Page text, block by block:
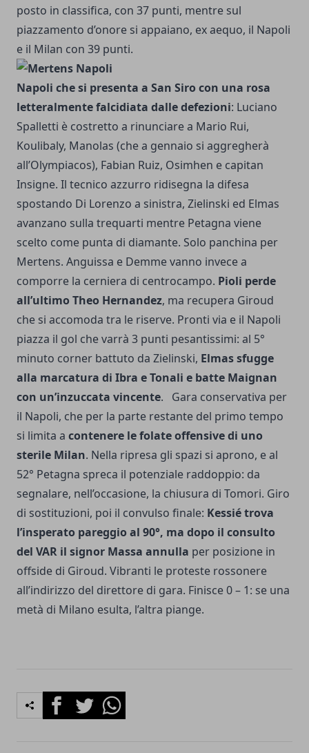
posto in classifica, con 37 punti, mentre sul
piazzamento d’onore si appaiano, ex aequo, il Napoli
e il Milan con 39 punti.
Napoli che si presenta a San Siro con una rosa
letteralmente falcidiata dalle defezioni: Luciano
Spalletti è costretto a rinunciare a Mario Rui,
Koulibaly, Manolas (che a gennaio si aggregherà
all’Olympiacos), Fabian Ruiz, Osimhen e capitan
Insigne. Il tecnico azzurro ridisegna la difesa
spostando Di Lorenzo a sinistra, Zielinski ed Elmas
avanzano sulla trequarti mentre Petagna viene
scelto come punta di diamante. Solo panchina per
Mertens. Anguissa e Demme vanno invece a
comporre la cerniera di centrocampo. Pioli perde
all’ultimo Theo Hernandez, ma recupera Giroud
che si accomoda tra le riserve. Pronti via e il Napoli
piazza il gol che varrà 3 punti pesantissimi: al 5°
minuto corner battuto da Zielinski, Elmas sfugge
alla marcatura di Ibra e Tonali e batte Maignan
con un’inzuccata vincente. Gara conservativa per
il Napoli, che per la parte restante del primo tempo
si limita a contenere le folate offensive di uno
sterile Milan. Nella ripresa gli spazi si aprono, e al
52° Petagna spreca il potenziale raddoppio: da
segnalare, nell’occasione, la chiusura di Tomori. Giro
di sostituzioni, poi il convulso finale: Kessié trova
l’insperato pareggio al 90°, ma dopo il consulto
del VAR il signor Massa annulla per posizione in
offside di Giroud. Vibranti le proteste rossonere
all’indirizzo del direttore di gara. Finisce 0 – 1: se una
metà di Milano esulta, l’altra piange.
FacebookTwitterWhatsapp